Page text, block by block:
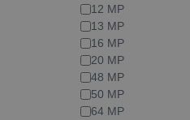
12 MP
13 MP
16 MP
20 MP
48 MP
50 MP
64 MP